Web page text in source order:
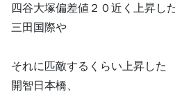
四谷大塚偏差値２０近く上昇し
三田国際や
それに匹敵するくらい上昇した
開智日本橋、